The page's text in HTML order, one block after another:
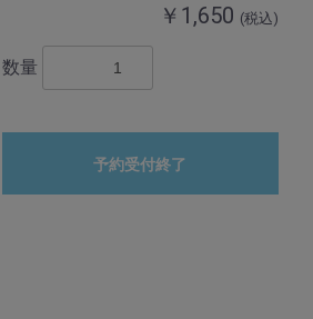
￥1,650 (税込)
数量
予約受付終了